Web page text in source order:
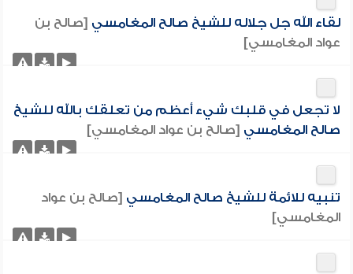
لقاء الله جل جلاله للشيخ صالح المغامسي [صالح بن
عواد المغامسي]
لا تجعل في قلبك شيء أعظم من تعلقك بالله للشيخ
صالح المغامسي [صالح بن عواد المغامسي]
تنبيه للائمة للشيخ صالح المغامسي [صالح بن عواد
المغامسي]